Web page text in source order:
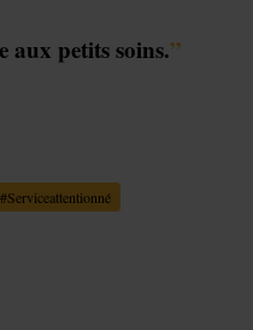
aux petits soins.”
#Serviceattentionné